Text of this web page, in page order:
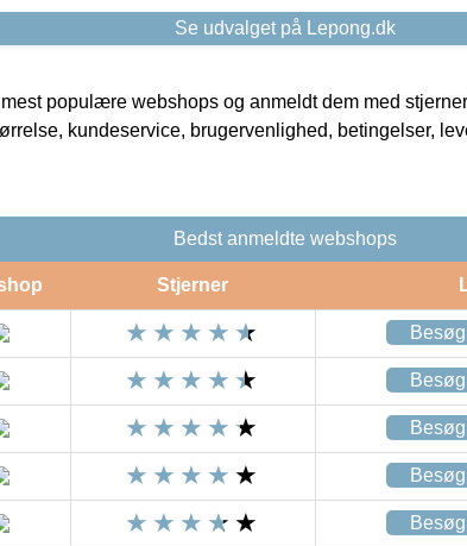
Se udvalget på Lepong.dk
populære webshops og anmeldt dem med
kundeservice, brugervenlighed, betingelser,
Bedst anmeldte webshops
Stjerner